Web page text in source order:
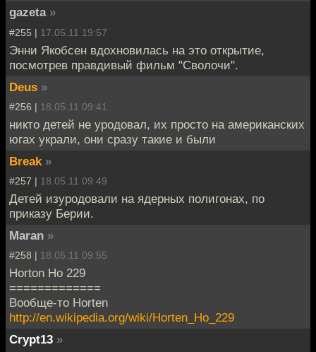
gazeta »
#255 | 17.05.11 19:57
Энни Якобсен вдохновилась на это открытие,
посмотрев правдивый фильм "Сволочи".
Deus »
#256 | 18.05.11 09:41
никто детей не уродовал, их просто на американских
югах украли, они сразу такие и были
Break »
#257 | 18.05.11 09:49
Детей изуродовали на ядерных полигонах, по
приказу Берии.
Maran »
#258 | 18.05.11 09:55
Horton Ho 229
=============
Вообще-то Horten
http://en.wikipedia.org/wiki/Horten_Ho_229
Crypt13 »